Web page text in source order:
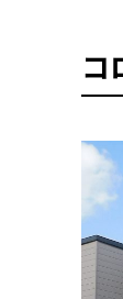
コ